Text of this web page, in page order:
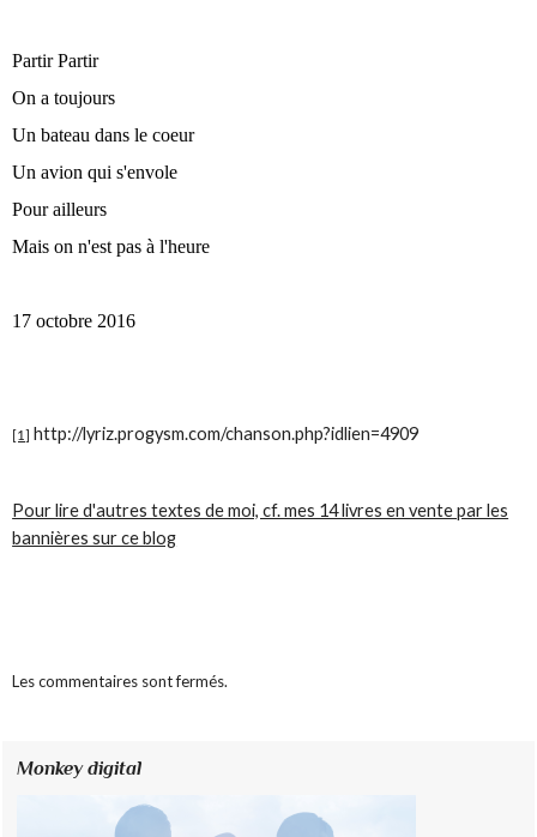
Partir Partir
On a toujours
Un bateau dans le coeur
Un avion qui s'envole
Pour ailleurs
Mais on n'est pas à l'heure
17 octobre 2016
[1] http://lyriz.progysm.com/chanson.php?idlien=4909
Pour lire d'autres textes de moi, cf. mes 14 livres en vente par les
bannières sur ce blog
Les commentaires sont fermés.
Monkey digital